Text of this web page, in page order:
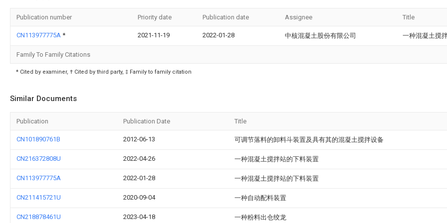
Publication number Priority date Publication date Assignee Title
CN113977775A * 2021-11-19 2022-01-28 中核混凝土股份有限公司 一种混凝土搅
Family To Family Citations
* Cited by examiner, † Cited by third party, ‡ Family to family citation
Similar Documents
Publication Publication Date Title
CN101890761B 2012-06-13 可调节落料的卸料斗装置及具有其的混凝土搅拌设备
CN216372808U 2022-04-26 一种混凝土搅拌站的下料装置
CN113977775A 2022-01-28 一种混凝土搅拌站的下料装置
CN211415721U 2020-09-04 一种自动配料装置
CN218878461U 2023-04-18 一种粉料出仓绞龙